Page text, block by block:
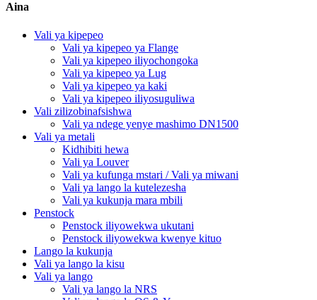
Aina
Vali ya kipepeo
Vali ya kipepeo ya Flange
Vali ya kipepeo iliyochongoka
Vali ya kipepeo ya Lug
Vali ya kipepeo ya kaki
Vali ya kipepeo iliyosuguliwa
Vali zilizobinafsishwa
Vali ya ndege yenye mashimo DN1500
Vali ya metali
Kidhibiti hewa
Vali ya Louver
Vali ya kufunga mstari / Vali ya miwani
Vali ya lango la kutelezesha
Vali ya kukunja mara mbili
Penstock
Penstock iliyowekwa ukutani
Penstock iliyowekwa kwenye kituo
Lango la kukunja
Vali ya lango la kisu
Vali ya lango
Vali ya lango la NRS